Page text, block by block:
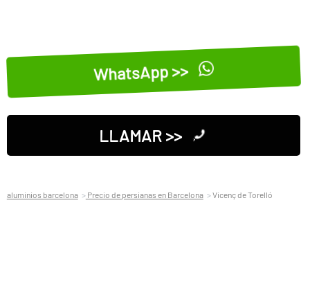
WhatsApp >>
LLAMAR >>
aluminios barcelona Precio de persianas en Barcelona Vicenç de Torelló